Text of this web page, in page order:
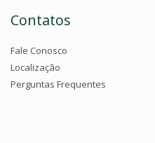
Contatos
Fale Conosco
Localização
Perguntas Frequentes